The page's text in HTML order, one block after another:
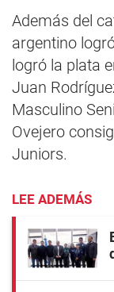
Además del
argentino
logró la plata
Juan
Masculino
Ovejero
Juniors.
LEE ADEMÁS